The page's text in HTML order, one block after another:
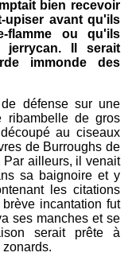
bien recevoir
upiser avant qu'ils
flamme ou qu'ils
jerrycan. Il serait
immonde des
défense sur une
ribambelle de gros
au ciseaux
de Burroughs de
ailleurs, il venait
sa baignoire et y
les citations
incantation fut
ses manches et se
serait prête à